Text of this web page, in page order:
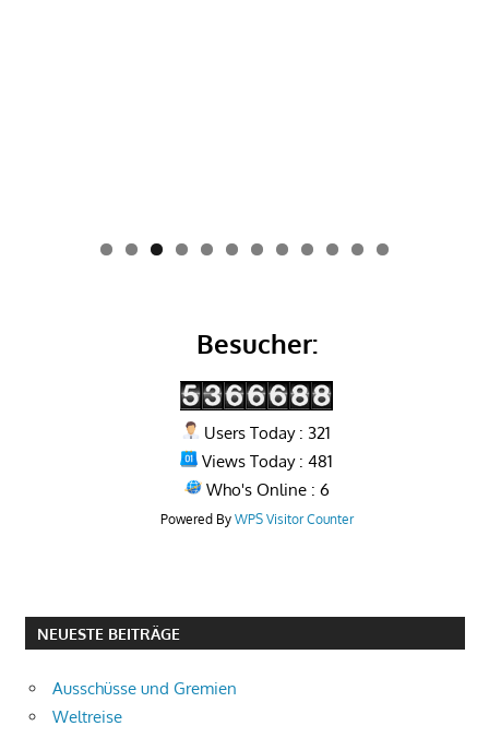
0 1 2
Besucher:
Users Today : 321
Views Today : 481
Who's Online : 6
Powered By WPS Visitor Counter
NEUESTE BEITRÄGE
Ausschüsse und Gremien
Weltreise